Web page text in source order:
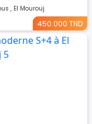
, El Mourouj
450.000 TND